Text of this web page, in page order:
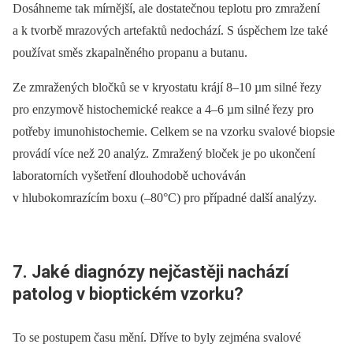
Dosáhneme tak mírnější, ale dostatečnou teplotu pro zmražení
a k tvorbě mrazových artefaktů nedochází. S úspěchem lze také
používat směs zkapalněného propanu a butanu.
Ze zmražených bločků se v kryostatu krájí 8–10 µm silné řezy
pro enzymově histochemické reakce a 4–6 µm silné řezy pro
potřeby imunohistochemie. Celkem se na vzorku svalové biopsie
provádí více než 20 analýz. Zmražený bloček je po ukončení
laboratorních vyšetření dlouhodobě uchováván
v hlubokomrazícím boxu (–80°C) pro případné další analýzy.
7. Jaké diagnózy nejčastěji nachází
patolog v bioptickém vzorku?
To se postupem času mění. Dříve to byly zejména svalové